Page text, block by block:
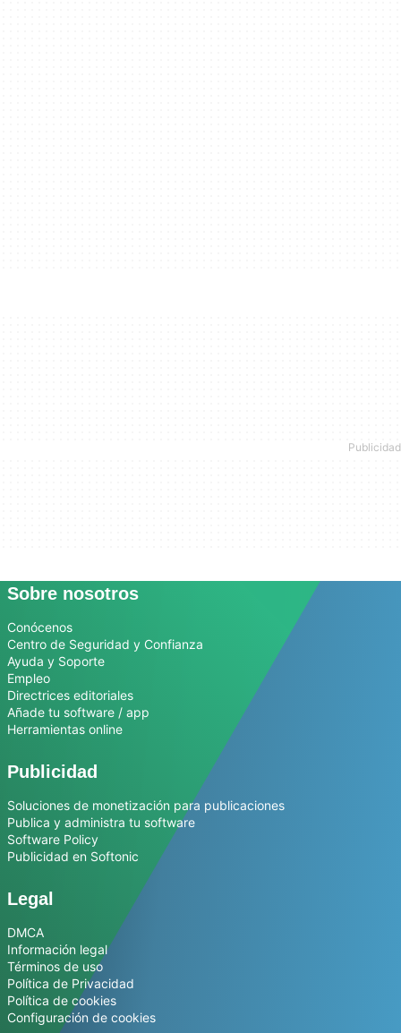
Sobre nosotros
Conócenos
Centro de Seguridad y Confianza
Ayuda y Soporte
Empleo
Directrices editoriales
Añade tu software / app
Herramientas online
Publicidad
Soluciones de monetización para publicaciones
Publica y administra tu software
Software Policy
Publicidad en Softonic
Legal
DMCA
Información legal
Términos de uso
Política de Privacidad
Política de cookies
Configuración de cookies